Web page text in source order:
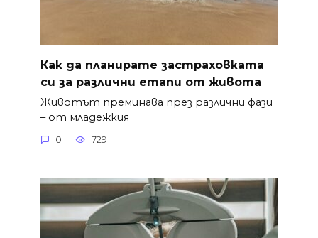
Как да планирате застраховката
си за различни етапи от живота
Животът преминава през различни фази
– от младежкия
0 729